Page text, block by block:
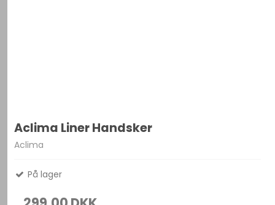
Aclima Liner Handsker
Aclima
På lager